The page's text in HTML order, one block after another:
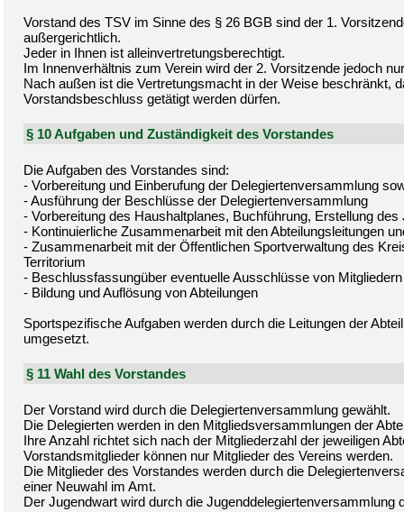
Vorstand des TSV im Sinne des § 26 BGB sind der 1.
außergerichtlich.
Jeder in Ihnen ist alleinvertretungsberechtigt.
Im Innenverhältnis zum Verein wird der 2. Vorsitzende jedoch
Nach außen ist die Vertretungsmacht in der Weise beschränkt,
Vorstandsbeschluss getätigt werden dürfen.
§ 10 Aufgaben und Zuständigkeit des Vorstandes
Die Aufgaben des Vorstandes sind:
- Vorbereitung und Einberufung der Delegiertenversammlung
- Ausführung der Beschlüsse der Delegiertenversammlung
- Vorbereitung des Haushaltplanes, Buchführung, Erstellung
- Kontinuierliche Zusammenarbeit mit den Abteilungsleitungen
- Zusammenarbeit mit der Öffentlichen Sportverwaltung des
Territorium
- Beschlussfassungüber eventuelle Ausschlüsse von Mitgliedern
- Bildung und Auflösung von Abteilungen
Sportspezifische Aufgaben werden durch die Leitungen der
umgesetzt.
§ 11 Wahl des Vorstandes
Der Vorstand wird durch die Delegiertenversammlung gewählt.
Die Delegierten werden in den Mitgliedsversammlungen der
Ihre Anzahl richtet sich nach der Mitgliederzahl der jeweiligen
Vorstandsmitglieder können nur Mitglieder des Vereins werden.
Die Mitglieder des Vorstandes werden durch die
einer Neuwahl im Amt.
Der Jugendwart wird durch die